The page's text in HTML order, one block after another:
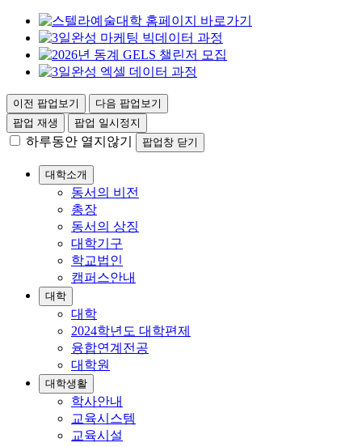
이전 팝업보기
다음 팝업보기
팝업 재생
팝업 일시정지
하루동안 열지않기 팝업창 닫기
대학소개
동서의 비전
총장
동서의 상징
대학기구
학교법인
캠퍼스안내
대학
대학
2024학년도 대학편제
융합연계전공
대학원
대학생활
학사안내
교육시스템
교육시설